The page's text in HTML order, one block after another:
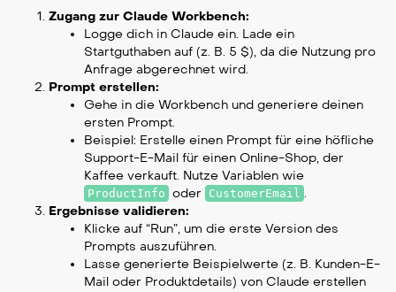
Zugang zur Claude Workbench:
Logge dich in Claude ein. Lade ein
Startguthaben auf (z. B. 5 $), da die Nutzung pro
Anfrage abgerechnet wird.
Prompt erstellen:
Gehe in die Workbench und generiere deinen
ersten Prompt.
Beispiel: Erstelle einen Prompt für eine höfliche
Support-E-Mail für einen Online-Shop, der
Kaffee verkauft. Nutze Variablen wie
ProductInfo oder CustomerEmail .
Ergebnisse validieren:
Klicke auf “Run”, um die erste Version des
Prompts auszuführen.
Lasse generierte Beispielwerte (z. B. Kunden-E-
Mail oder Produktdetails) von Claude erstellen